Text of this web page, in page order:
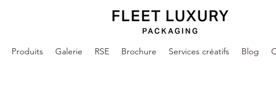
Produits Galerie RSE Brochure Services créatifs Blog